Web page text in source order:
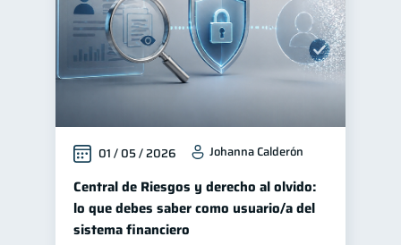
01 / 05 / 2026 Johanna Calderón
Central de Riesgos y derecho al olvido:
lo que debes saber como usuario/a del
sistema financiero